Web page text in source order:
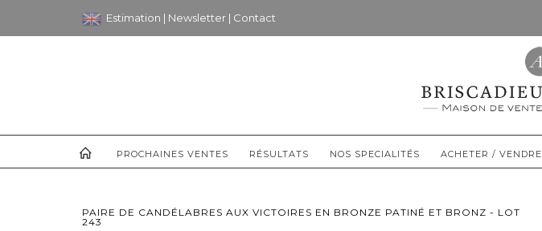
Estimation | Newsletter | Contact
PROCHAINES VENTES RÉSULTATS NOS SPECIALITÉS ACHETER / VENDRE
PAIRE DE CANDÉLABRES AUX VICTOIRES EN BRONZE PATINÉ ET BRONZ - LOT
243